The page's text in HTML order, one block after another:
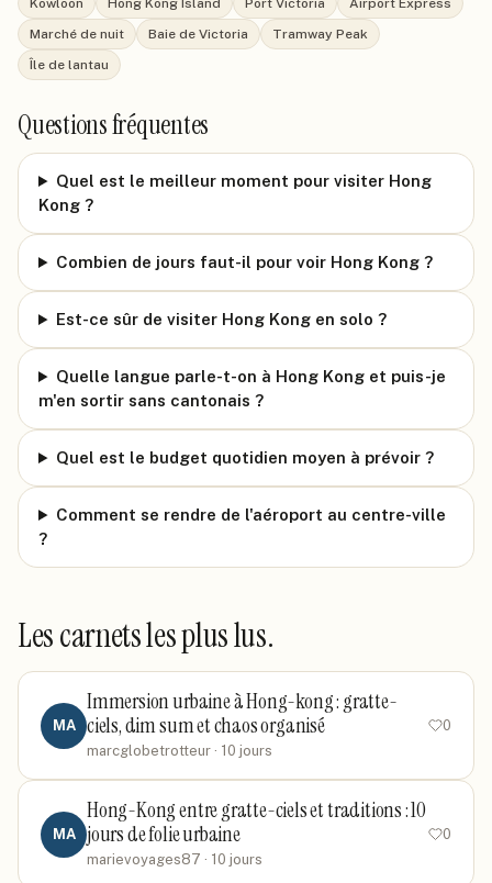
Kowloon Hong Kong Island Port Victoria
Airport Express
Marché de nuit
Baie de Victoria
Tramway Peak
Île de lantau
Questions fréquentes
Quel est le meilleur moment pour visiter Hong
Kong ?
Combien de jours faut-il pour voir Hong Kong ?
Est-ce sûr de visiter Hong Kong en solo ?
Quelle langue parle-t-on à Hong Kong et puis-je
m'en sortir sans cantonais ?
Quel est le budget quotidien moyen à prévoir ?
Comment se rendre de l'aéroport au centre-ville
?
Les carnets les plus lus.
MA
Immersion urbaine à Hong-kong : gratte-
ciels, dim sum et chaos organisé
marcglobetrotteur · 10 jours
0
MA
Hong-Kong entre gratte-ciels et traditions : 10
jours de folie urbaine
marievoyages87 · 10 jours
0